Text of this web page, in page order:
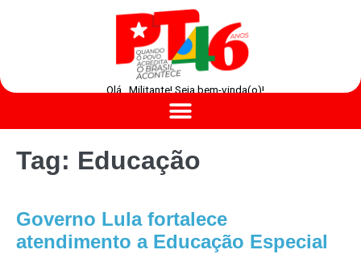
Olá , Militante! Seja bem-vinda(o)!
Tag: Educação
Governo Lula fortalece
atendimento a Educação Especial